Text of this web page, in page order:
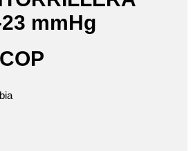
mmHg